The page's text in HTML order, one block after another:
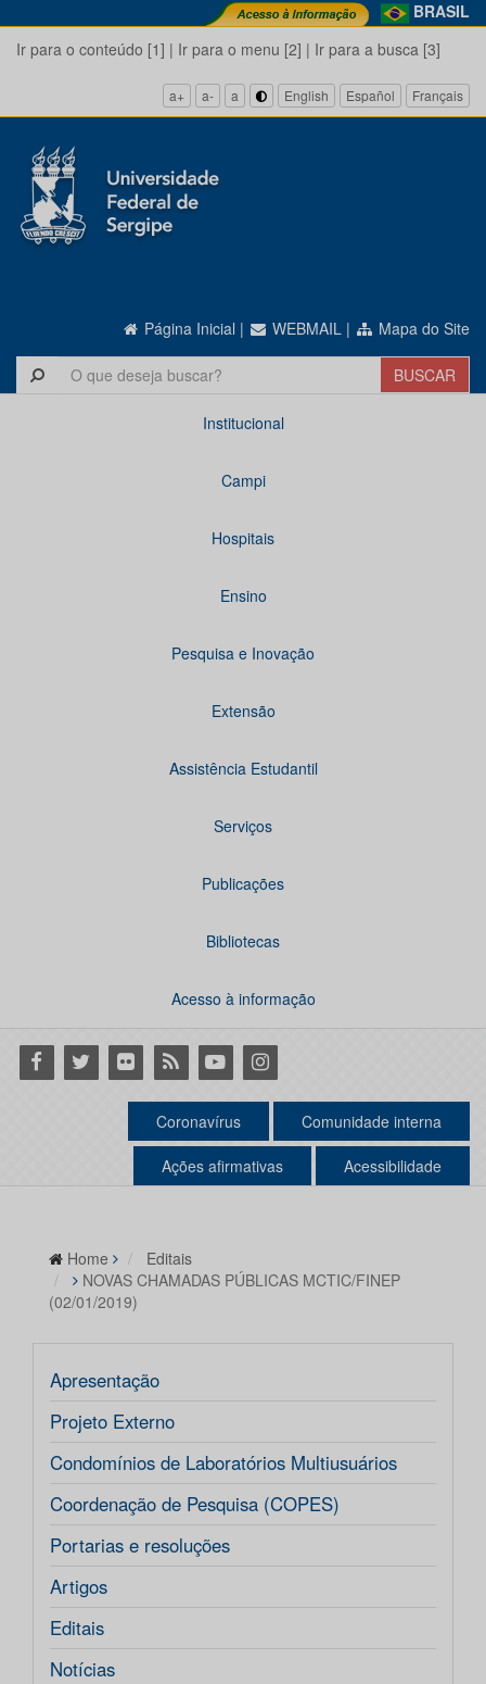
BRASIL
Ir para o conteúdo [1] | Ir para o menu [2] | Ir para a busca [3]
a+ a- a English Español Français
Página Inicial | WEBMAIL | Mapa do Site
Institucional
Campi
Hospitais
Ensino
Pesquisa e Inovação
Extensão
Assistência Estudantil
Serviços
Publicações
Bibliotecas
Acesso à informação
Facebook
Twitter Flickr RSS YoutubeInstagram
Coronavírus Comunidade interna
Ações afirmativas Acessibilidade
Home
Editais
NOVAS CHAMADAS PÚBLICAS MCTIC/FINEP
(02/01/2019)
Apresentação
Projeto Externo
Condomínios de Laboratórios Multiusuários
Coordenação de Pesquisa (COPES)
Portarias e resoluções
Artigos
Editais
Notícias